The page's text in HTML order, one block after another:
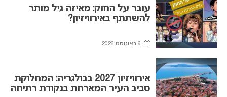
עובר על החוק: מאיזה גיל מותר
להשתתף באירוויזיון?
6 באוגוסט 2026
אירוויזיון 2027 בבולגריה: המחלוקת
סביב העיר המארחת בנקודת רתיחה